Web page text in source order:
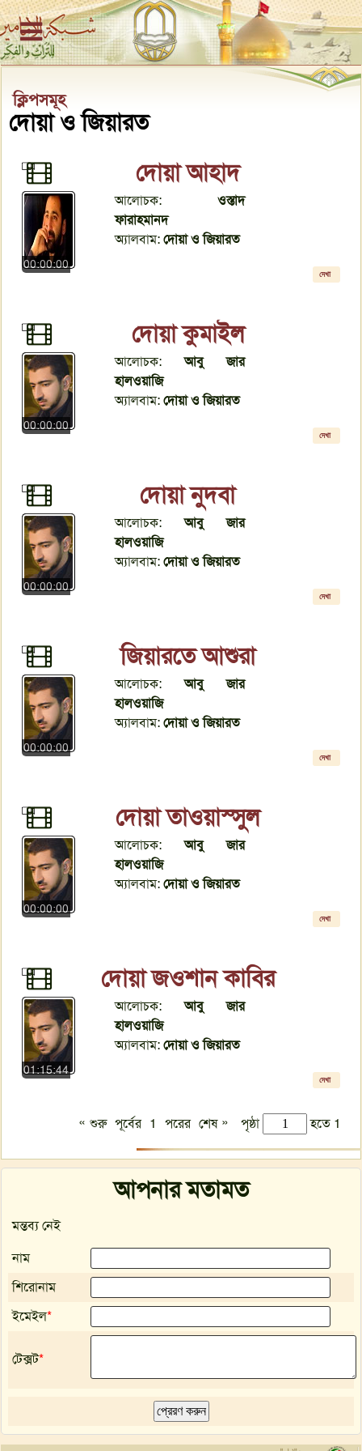
ক্লিপসমূহ
দোয়া ও জিয়ারত
দোয়া আহাদ
00:00:00
আলোচক: ওস্তাদ
ফারাহমানদ
অ্যালবাম:দোয়া ও জিয়ারত
দেখা
দোয়া কুমাইল
00:00:00
আলোচক:আবু জার
হালওয়াজি
অ্যালবাম:দোয়া ও জিয়ারত
দেখা
দোয়া নুদবা
00:00:00
আলোচক:আবু জার
হালওয়াজি
অ্যালবাম:দোয়া ও জিয়ারত
দেখা
জিয়ারতে আশুরা
00:00:00
আলোচক:আবু জার
হালওয়াজি
অ্যালবাম:দোয়া ও জিয়ারত
দেখা
দোয়া তাওয়াস্সুল
00:00:00
আলোচক:আবু জার
হালওয়াজি
অ্যালবাম:দোয়া ও জিয়ারত
দেখা
দোয়া জওশান কাবির
01:15:44
আলোচক:আবু জার
হালওয়াজি
অ্যালবাম:দোয়া ও জিয়ারত
দেখা
পৃষ্ঠা হতে 1
« শুরু পূর্বের 1 পরের শেষ »
আপনার মতামত
মন্তব্য নেই
নাম
শিরোনাম
ইমেইল*
টেক্সট*